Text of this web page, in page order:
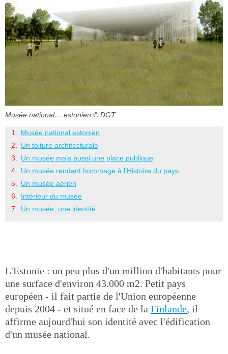
Musée national… estonien © DGT
Musée national estonien
Un toiture architecturale
Un musée mais aussi une place publique
Un musée rendant hommage à l'Histoire du pays
Un musée aérien
Intérieur du musée
Un musée, une identité
L'Estonie : un peu plus d'un million d'habitants pour
une surface d'environ 43.000 m2. Petit pays
européen - il fait partie de l'Union européenne
depuis 2004 - et situé en face de la Finlande, il
affirme aujourd'hui son identité avec l'édification
d'un musée national.